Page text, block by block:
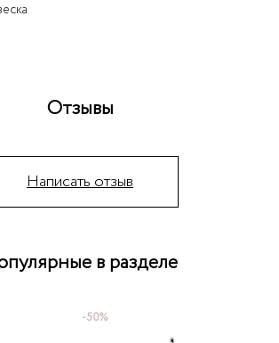
Отзывы
Написать отзыв
в разделе
-50%